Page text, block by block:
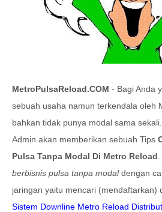
MetroPulsaReload.COM - Bagi Anda
sebuah usaha namun terkendala oleh
bahkan tidak punya modal sama
Admin akan memberikan sebuah Tips
Pulsa Tanpa Modal Di Metro Reload
berbisnis pulsa tanpa modaldengan
jaringan yaitu mencari (mendaftarkan)
Sistem Downline Metro Reload